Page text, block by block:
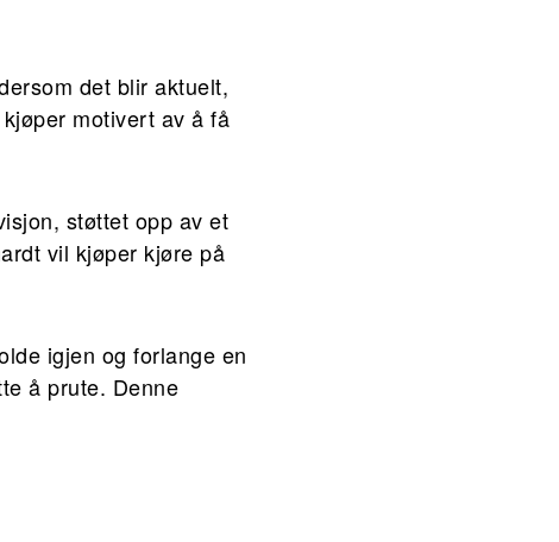
det blir aktuelt,
motivert av å få
støttet opp av et
vil kjøper kjøre på
igjen og forlange en
å prute. Denne